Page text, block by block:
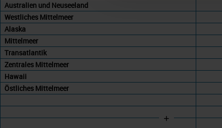
Australien und Neuseeland
Westliches Mittelmeer
Alaska
Mittelmeer
Transatlantik
Zentrales Mittelmeer
Hawaii
Östliches Mittelmeer
+